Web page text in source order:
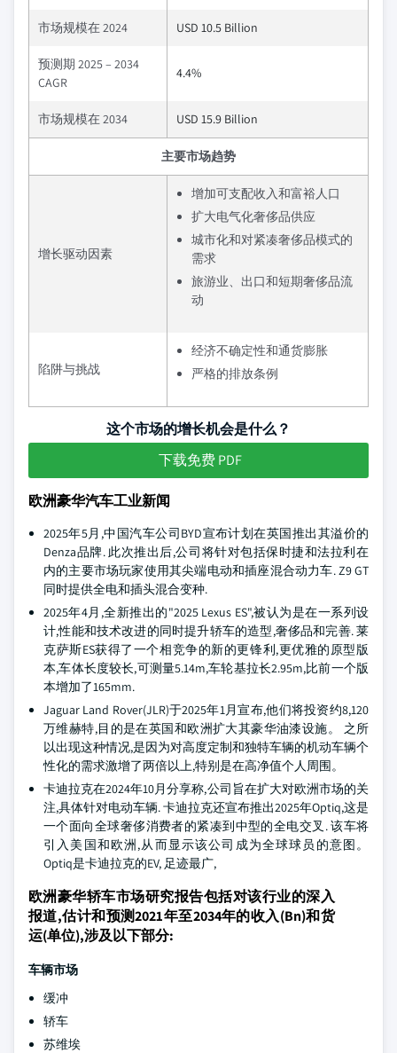
市场规模在 2024 USD 10.5 Billion
预测期 2025 – 2034
CAGR
4.4%
市场规模在 2034 USD 15.9 Billion
主要市场趋势
增长驱动因素
增加可支配收入和富裕人口
扩大电气化奢侈品供应
城市化和对紧凑奢侈品模式的
需求
旅游业、出口和短期奢侈品流
动
陷阱与挑战
经济不确定性和通货膨胀
严格的排放条例
这个市场的增长机会是什么？
下载免费 PDF
欧洲豪华汽车工业新闻
2025年5月,中国汽车公司BYD宣布计划在英国推出其溢价的
Denza品牌. 此次推出后,公司将针对包括保时捷和法拉利在
内的主要市场玩家使用其尖端电动和插座混合动力车. Z9 GT
同时提供全电和插头混合变种.
2025年4月,全新推出的"2025 Lexus ES",被认为是在一系列设
计,性能和技术改进的同时提升轿车的造型,奢侈品和完善. 莱
克萨斯ES获得了一个相竞争的新的更锋利,更优雅的原型版
本,车体长度较长,可测量5.14m,车轮基拉长2.95m,比前一个版
本增加了165mm.
Jaguar Land Rover(JLR)于2025年1月宣布,他们将投资约8,120
万维赫特,目的是在英国和欧洲扩大其豪华油漆设施。 之所
以出现这种情况,是因为对高度定制和独特车辆的机动车辆个
性化的需求激增了两倍以上,特别是在高净值个人周围。
卡迪拉克在2024年10月分享称,公司旨在扩大对欧洲市场的关
注,具体针对电动车辆. 卡迪拉克还宣布推出2025年Optiq,这是
一个面向全球奢侈消费者的紧凑到中型的全电交叉. 该车将
引入美国和欧洲,从而显示该公司成为全球球员的意图。
Optiq是卡迪拉克的EV, 足迹最广,
欧洲豪华轿车市场研究报告包括对该行业的深入
报道,估计和预测2021年至2034年的收入(Bn)和货
运(单位),涉及以下部分:
车辆市场
缓冲
轿车
苏维埃